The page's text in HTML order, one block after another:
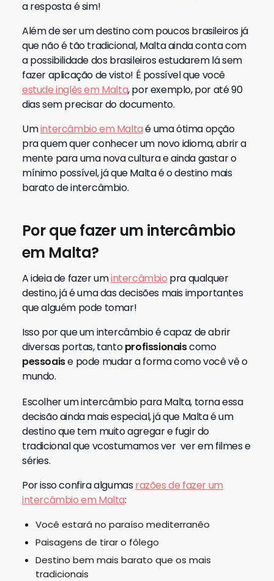
a resposta é sim!
Além de ser um destino com poucos brasileiros já
que não é tão tradicional, Malta ainda conta com
a possibilidade dos brasileiros estudarem lá sem
fazer aplicação de visto! É possível que você
estude inglês em Malta, por exemplo, por até 90
dias sem precisar do documento.
Umintercâmbio em Maltaé uma ótima opção
pra quem quer conhecer um novo idioma, abrir a
mente para uma nova cultura e ainda gastar o
mínimo possível, já que Malta é o destino mais
barato de intercâmbio.
Por que fazer um intercâmbio
em Malta?
A ideia de fazer umintercâmbio pra qualquer
destino, já é uma das decisões mais importantes
que alguém pode tomar!
Isso por que um intercâmbio é capaz de abrir
diversas portas, tantoprofissionaiscomo
pessoaise pode mudar a forma como você vê o
mundo.
Escolher um intercâmbio para Malta, torna essa
decisão ainda mais especial, já que Malta é um
destino que tem muito agregar e fugir do
tradicional que vcostumamos ver ver em filmes e
séries.
Por isso confira algumasrazões de fazer um
intercâmbio em Malta:
Você estará no paraíso mediterranêo
Paisagens de tirar o fôlego
Destino bem mais barato que os mais
tradicionais